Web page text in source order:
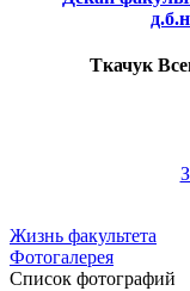
Ткачук
Жизнь факультета
Фотогалерея
Список фотографий